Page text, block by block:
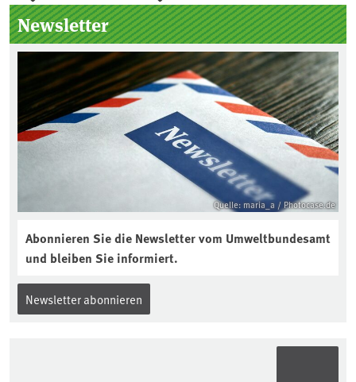
Seitenleiste
Newsletter
Quelle: maria_a / Photocase.de
Abonnieren Sie die Newsletter vom Umweltbundesamt
und bleiben Sie informiert.
Newsletter abonnieren